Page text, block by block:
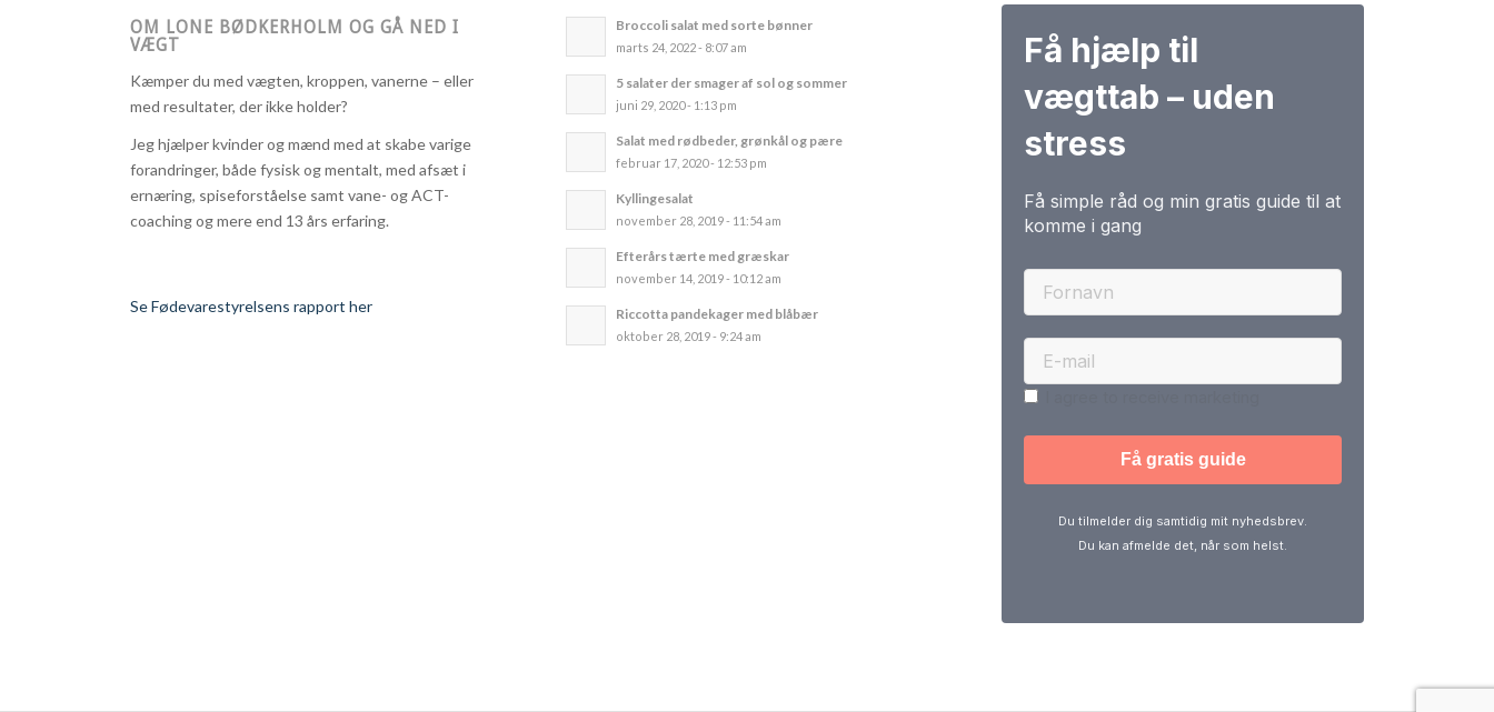
OM LONE BØDKERHOLM OG GÅ NED I
VÆGT
Kæmper du med vægten, kroppen, vanerne – eller
med resultater, der ikke holder?
Jeg hjælper kvinder og mænd med at skabe varige
forandringer, både fysisk og mentalt, med afsæt i
ernæring, spiseforståelse samt vane- og ACT-
coaching og mere end 13 års erfaring.
Se Fødevarestyrelsens rapport her
Broccoli salat med sorte bønner
marts 24, 2022 - 8:07 am
5 salater der smager af sol og sommer
juni 29, 2020 - 1:13 pm
Salat med rødbeder, grønkål og pære
februar 17, 2020 - 12:53 pm
Kyllingesalat
november 28, 2019 - 11:54 am
Efterårs tærte med græskar
november 14, 2019 - 10:12 am
Riccotta pandekager med blåbær
oktober 28, 2019 - 9:24 am
Få hjælp til
vægttab – uden
stress
Få simple råd og min gratis guide til at
komme i gang
Du tilmelder dig samtidig mit nyhedsbrev.
Du kan afmelde det, når som helst.